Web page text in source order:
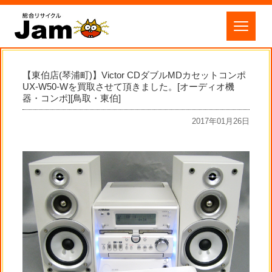
【東伯店(琴浦町)】Victor CDダブルMDカセットコンポ
UX-W50-Wを買取させて頂きました。[オーディオ機
器・コンポ][鳥取・東伯]
2017年01月26日